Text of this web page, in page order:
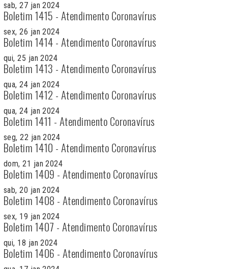
sab, 27 jan 2024
Boletim 1415 - Atendimento Coronavírus
sex, 26 jan 2024
Boletim 1414 - Atendimento Coronavírus
qui, 25 jan 2024
Boletim 1413 - Atendimento Coronavírus
qua, 24 jan 2024
Boletim 1412 - Atendimento Coronavírus
qua, 24 jan 2024
Boletim 1411 - Atendimento Coronavírus
seg, 22 jan 2024
Boletim 1410 - Atendimento Coronavírus
dom, 21 jan 2024
Boletim 1409 - Atendimento Coronavírus
sab, 20 jan 2024
Boletim 1408 - Atendimento Coronavírus
sex, 19 jan 2024
Boletim 1407 - Atendimento Coronavírus
qui, 18 jan 2024
Boletim 1406 - Atendimento Coronavírus